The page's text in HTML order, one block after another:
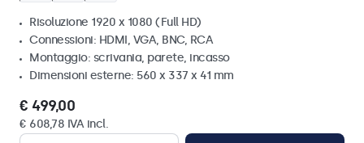
Risoluzione 1920 x 1080 (Full HD)
Connessioni: HDMI, VGA, BNC, RCA
Montaggio: scrivania, parete, incasso
Dimensioni esterne: 560 x 337 x 41 mm
€ 499,00
€ 608,78 IVA incl.